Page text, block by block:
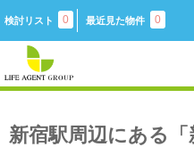
検討リスト 0 最近見た物件 0
新宿駅周辺にある